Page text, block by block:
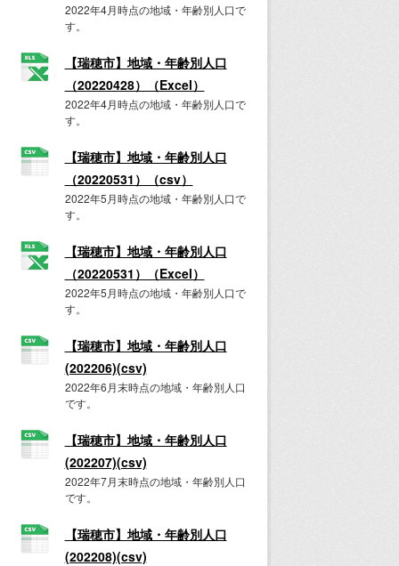
2022年4月時点の地域・年齢別人口で
す。
【瑞穂市】地域・年齢別人口
（20220428）（Excel）
2022年4月時点の地域・年齢別人口で
す。
【瑞穂市】地域・年齢別人口
（20220531）（csv）
2022年5月時点の地域・年齢別人口で
す。
【瑞穂市】地域・年齢別人口
（20220531）（Excel）
2022年5月時点の地域・年齢別人口で
す。
【瑞穂市】地域・年齢別人口
(202206)(csv)
2022年6月末時点の地域・年齢別人口
です。
【瑞穂市】地域・年齢別人口
(202207)(csv)
2022年7月末時点の地域・年齢別人口
です。
【瑞穂市】地域・年齢別人口
(202208)(csv)